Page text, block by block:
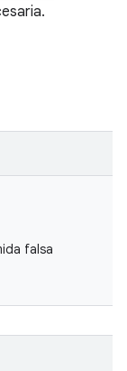
falsa